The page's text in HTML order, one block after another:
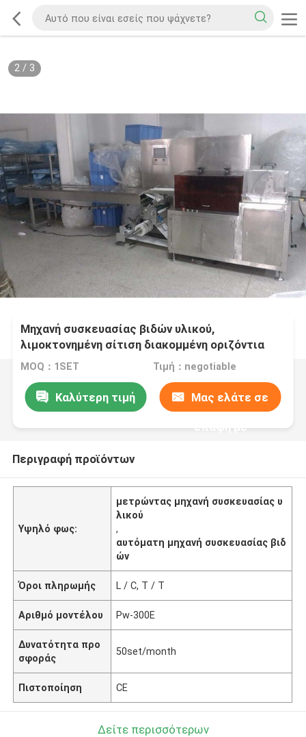
2/ 3
Μηχανή συσκευασίας βιδών υλικού,
λιμοκτονημένη σίτιση διακομμένη οριζόντια
μηχανή πακέτων ροής
MOQ：1SET Τιμή：negotiable
Καλύτερη τιμή Μας ελάτε σε
επαφή με
Περιγραφή προϊόντων
Υψηλό φως:
μετρώντας μηχανή συσκευασίας υ
λικού
,
αυτόματη μηχανή συσκευασίας βιδ
ών
Όροι πληρωμής L / C, T / T
Αριθμό μοντέλου Pw-300E
Δυνατότητα προ
σφοράς
50set/month
Πιστοποίηση CE
Δείτε περισσότερων